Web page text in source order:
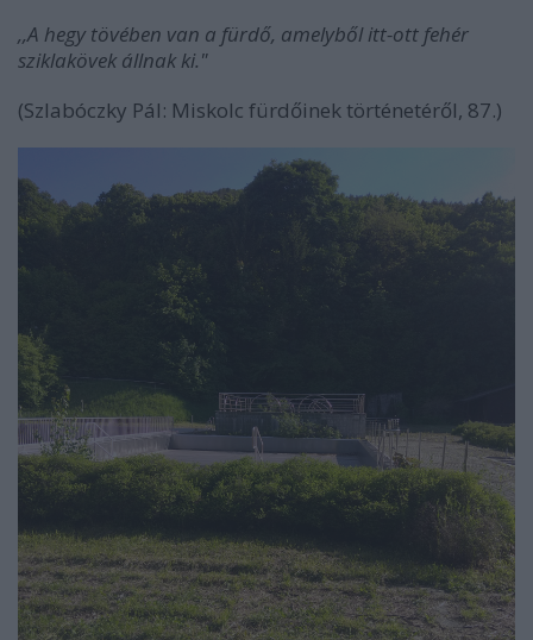
,,A hegy tövében van a fürdő, amelyből itt-ott fehér
sziklakövek állnak ki."
(Szlabóczky Pál: Miskolc fürdőinek történetéről, 87.)